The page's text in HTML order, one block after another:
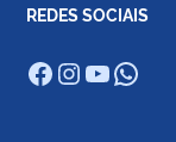
REDES SOCIAIS
Facebook
Instagram
Youtube